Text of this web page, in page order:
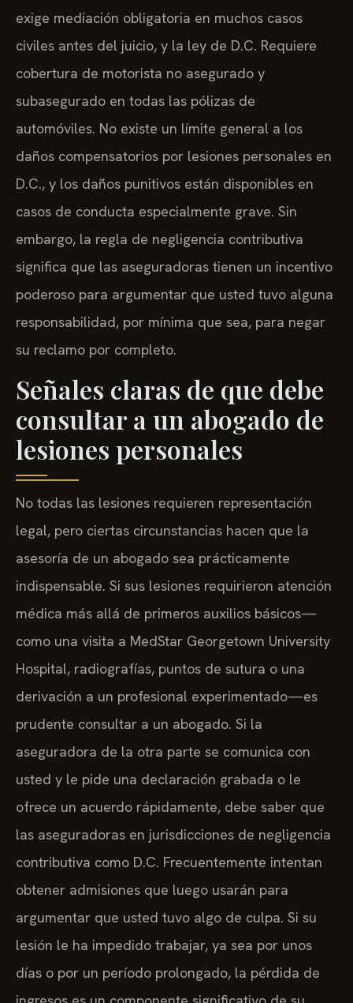
exige mediación obligatoria en muchos casos
civiles antes del juicio, y la ley de D.C. Requiere
cobertura de motorista no asegurado y
subasegurado en todas las pólizas de
automóviles. No existe un límite general a los
daños compensatorios por lesiones personales en
D.C., y los daños punitivos están disponibles en
casos de conducta especialmente grave. Sin
embargo, la regla de negligencia contributiva
significa que las aseguradoras tienen un incentivo
poderoso para argumentar que usted tuvo alguna
responsabilidad, por mínima que sea, para negar
su reclamo por completo.
Señales claras de que debe
consultar a un abogado de
lesiones personales
No todas las lesiones requieren representación
legal, pero ciertas circunstancias hacen que la
asesoría de un abogado sea prácticamente
indispensable. Si sus lesiones requirieron atención
médica más allá de primeros auxilios básicos—
como una visita a MedStar Georgetown University
Hospital, radiografías, puntos de sutura o una
derivación a un profesional experimentado—es
prudente consultar a un abogado. Si la
aseguradora de la otra parte se comunica con
usted y le pide una declaración grabada o le
ofrece un acuerdo rápidamente, debe saber que
las aseguradoras en jurisdicciones de negligencia
contributiva como D.C. Frecuentemente intentan
obtener admisiones que luego usarán para
argumentar que usted tuvo algo de culpa. Si su
lesión le ha impedido trabajar, ya sea por unos
días o por un período prolongado, la pérdida de